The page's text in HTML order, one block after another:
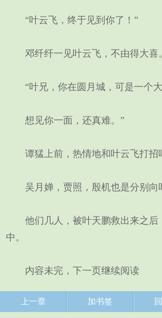
“叶云飞，终于见到你了！”
邓纤纤一见叶云飞，不由得大喜
“叶兄，你在圆月城，可是一个大
想见你一面，还真难。”
谭猛上前，热情地和叶云飞打招
吴月婵，贾照，殷机也是分别向
他们几人，被叶天鹏救出来之后
中。
内容未完，下一页继续阅读
上一章 加书签